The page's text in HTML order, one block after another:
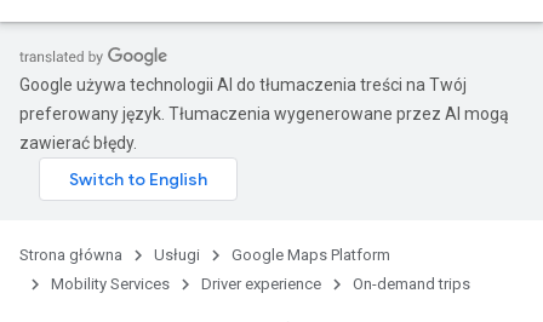
Google używa technologii AI do tłumaczenia treści na Twój
preferowany język. Tłumaczenia wygenerowane przez AI mogą
zawierać błędy.
Strona główna Usługi
Google Maps Platform
Mobility Services
Driver experience On-demand trips